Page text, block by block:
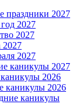
праздники 2027
2027
2027
2027
2027
каникулы 2027
2026
каникулы 2026
каникулы